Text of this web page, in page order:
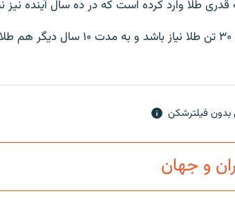
قدری طلا وارد کرده است که در ده سال آينده نيز
او گفت: اگر برای هر سال، ۳۰ تن
فیلترشکن
و جهان